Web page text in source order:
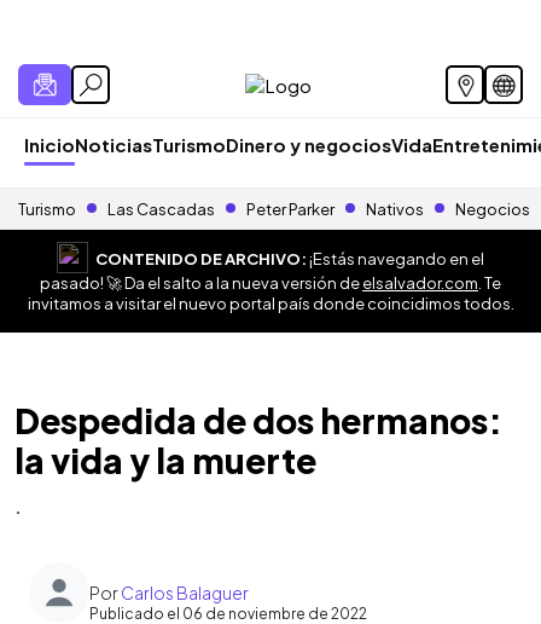
InicioNoticiasTurismoDinero y negociosVida
Turismo Las Cascadas Peter Parker Nativos Negocios
CONTENIDO DE ARCHIVO:¡Estás navegando en el
pasado! 🚀 Da el salto a la nueva versión deelsalvador.com . Te
invitamos a visitar el nuevo portal país donde coincidimos todos.
Despedida de dos hermanos:
la vida y la muerte
.
PorCarlos Balaguer
Publicado el 06 de noviembre de 2022